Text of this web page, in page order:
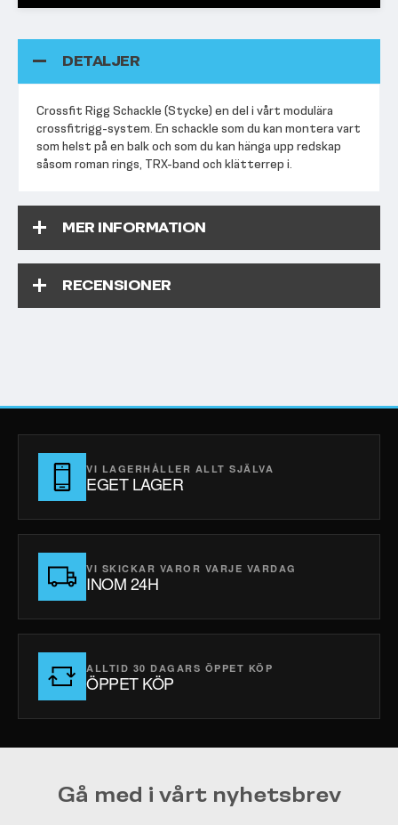
DETALJER
Crossfit Rigg Schackle (Stycke) en del i vårt modulära
crossfitrigg-system. En schackle som du kan montera vart
som helst på en balk och som du kan hänga upp redskap
såsom roman rings, TRX-band och klätterrep i.
MER INFORMATION
RECENSIONER
VI LAGERHÅLLER ALLT SJÄLVA
EGET LAGER
VI SKICKAR VAROR VARJE VARDAG
INOM 24H
ALLTID 30 DAGARS ÖPPET KÖP
ÖPPET KÖP
Gå med i vårt nyhetsbrev